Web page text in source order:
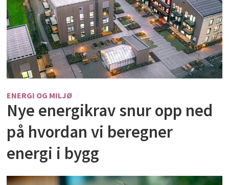
ENERGI OG MILJØ
Nye energikrav snur opp ned
på hvordan vi beregner
energi i bygg